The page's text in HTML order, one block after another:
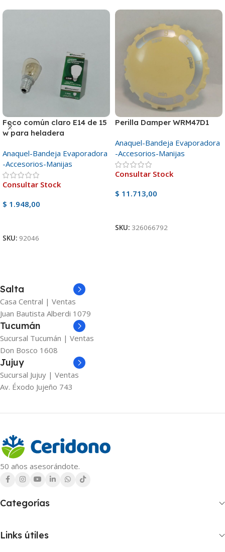
Foco común claro E14 de 15
w para heladera
Anaquel-Bandeja Evaporadora
-Accesorios-Manijas
Consultar Stock
$ 1.948,00
SKU: 92046
Perilla Damper WRM47D1
Anaquel-Bandeja Evaporadora
-Accesorios-Manijas
Consultar Stock
$ 11.713,00
SKU: 326066792
Salta
Casa Central | Ventas
Juan Bautista Alberdi 1079
Tucumán
Sucursal Tucumán | Ventas
Don Bosco 1608
Jujuy
Sucursal Jujuy | Ventas
Av. Éxodo Jujeño 743
50 años asesorándote.
Categorías
Links útiles